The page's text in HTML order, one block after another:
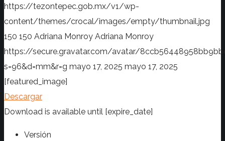
https://tezontepec.gob.mx/v1/wp-
content/themes/crocal/images/empty/thumbnail.jpg
150 150 Adriana Monroy Adriana Monroy
https://secure.gravatar.com/avatar/
s=96&d=mm&r=g mayo 17, 2025 mayo 17, 2025
[featured_image]
Descargar
Download is available until [expire_date]
Versión